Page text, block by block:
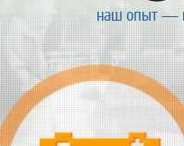
наш опыт —